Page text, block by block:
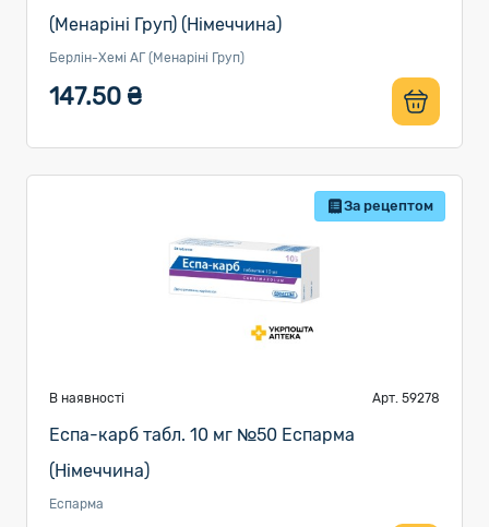
(Менаріні Груп) (Німеччина)
Берлін-Хемі АГ (Менаріні Груп)
147.50 ₴
За рецептом
В наявності Арт. 59278
Еспа-карб табл. 10 мг №50 Еспарма
(Німеччина)
Еспарма